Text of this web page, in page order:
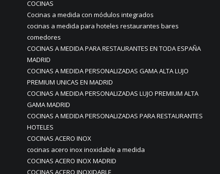
COCINAS
Cocinas a medida con módulos integrados
cocinas a medida para hoteles restaurantes bares
comedores
COCINAS A MEDIDA PARA RESTAURANTES EN TODA ESPAÑA
MADRID
COCINAS A MEDIDA PERSONALIZADAS GAMA ALTA LUJO
PREMIUM UNICAS EN MADRID
COCINAS A MEDIDA PERSONALIZADAS LUJO PREMIUM ALTA
GAMA MADRID
COCINAS A MEDIDA PERSONALIZADAS PARA RESTAURANTES
HOTELES
COCINAS ACERO INOX
cocinas acero inox inoxidable a medida
COCINAS ACERO INOX MADRID
COCINAS ACERO INOXIDABLE